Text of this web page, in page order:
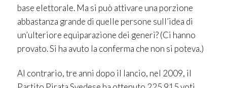
base elettorale. Ma si può attivare una porzione
abbastanza grande di quelle persone sull’idea di
un’ulteriore equiparazione dei generi? (Ci hanno
provato. Si ha avuto la conferma che non si poteva.)
Al contrario, tre anni dopo il lancio, nel 2009, il